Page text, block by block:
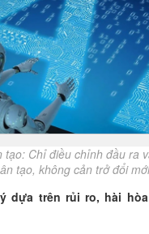
tạo: Chỉ điều chỉnh đầu ra
tạo, không cản trở đổi
dựa trên rủi ro, hài